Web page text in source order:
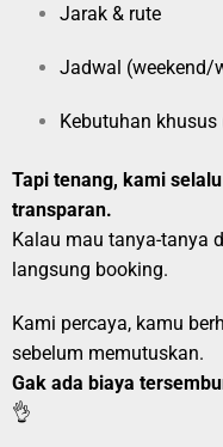
Jarak & rute
Jadwal (weekend/
Kebutuhan
Tapi tenang, kami
transparan.
Kalau mau tanya-tanya
langsung booking.
Kami percaya, kamu
sebelum memutuskan.
Gak ada biaya
👌